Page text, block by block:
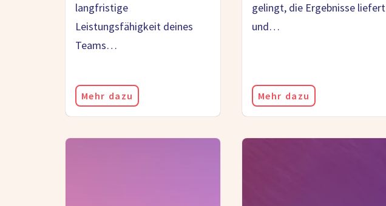
langfristige
Leistungsfähigkeit deines
Teams…
Mehr dazu
gelingt, die Ergebnisse liefert
und…
Mehr dazu